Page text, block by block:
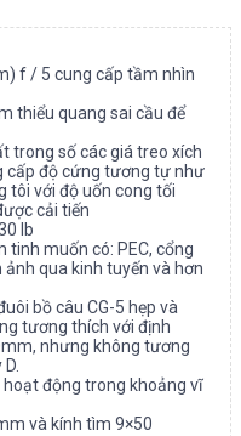
f / 5 cung cấp tầm nhìn
thiểu quang sai cầu để
trong số các giá treo xích
cấp độ cứng tương tự như
tôi với độ uốn cong tối
cải tiến
lb
tinh muốn có: PEC, cổng
qua kinh tuyến và hơn
bồ câu CG-5 hẹp và
tương thích với định
nhưng không tương
động trong khoảng vĩ
và kính tìm 9×50